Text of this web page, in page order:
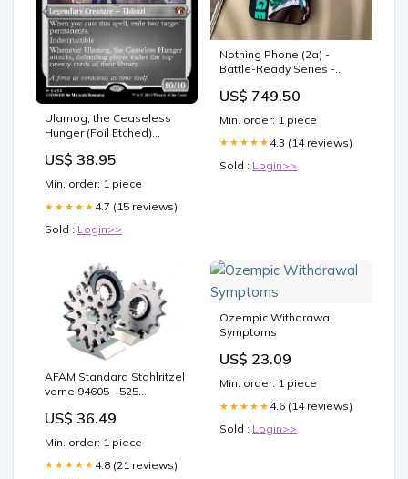
Ulamog, the Ceaseless
Hunger (Foil Etched)
US$ 38.95
Min. order: 1 piece
★★★★★ 4.7 (15 reviews)
Sold : Login>>
Nothing Phone (2a) -
Battle-Ready Series -
soft Bumper Shock Proof
US$ 749.50
Min. order: 1 piece
★★★★★ 4.3 (14 reviews)
Sold : Login>>
AFAM Standard Stahlritzel
vorne 94605 - 525
Reparatursatz
US$ 36.49
Min. order: 1 piece
★★★★★ 4.8 (21 reviews)
Ozempic Withdrawal
Symptoms
US$ 23.09
Min. order: 1 piece
★★★★★ 4.6 (14 reviews)
Sold : Login>>